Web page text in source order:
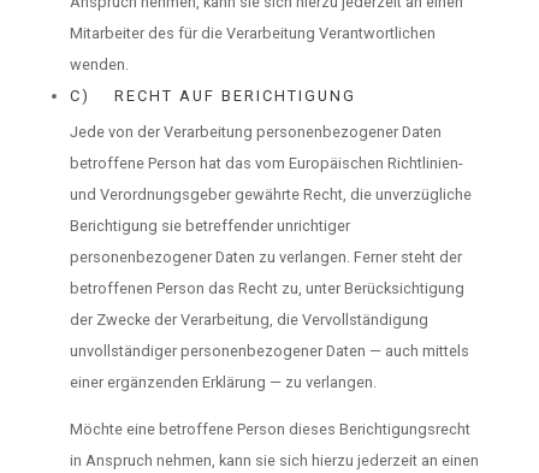
Mitarbeiter des für die Verarbeitung Verantwortlichen
wenden.
C) RECHT AUF BERICHTIGUNG
Jede von der Verarbeitung personenbezogener Daten
betroffene Person hat das vom Europäischen Richtlinien-
und Verordnungsgeber gewährte Recht, die unverzügliche
Berichtigung sie betreffender unrichtiger
personenbezogener Daten zu verlangen. Ferner steht der
betroffenen Person das Recht zu, unter Berücksichtigung
der Zwecke der Verarbeitung, die Vervollständigung
unvollständiger personenbezogener Daten — auch mittels
einer ergänzenden Erklärung — zu verlangen.
Möchte eine betroffene Person dieses Berichtigungsrecht
in Anspruch nehmen, kann sie sich hierzu jederzeit an einen